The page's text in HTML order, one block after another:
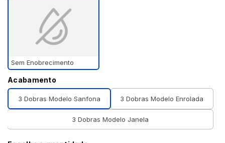
Sem Enobrecimento
Acabamento
3 Dobras Modelo Sanfona 3 Dobras Modelo Enrolada
3 Dobras Modelo Janela